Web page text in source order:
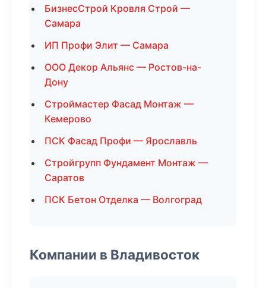
БизнесСтрой Кровля Строй —
Самара
ИП Профи Элит — Самара
ООО Декор Альянс — Ростов-на-
Дону
Строймастер Фасад Монтаж —
Кемерово
ПСК Фасад Профи — Ярославль
Стройгрупп Фундамент Монтаж —
Саратов
ПСК Бетон Отделка — Волгоград
Компании в Владивосток